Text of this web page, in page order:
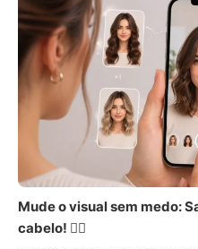
Mude o visual sem medo:
cabelo! 💇‍♀️